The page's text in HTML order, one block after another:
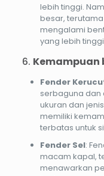
lebih tinggi.
besar,
mengalami
yang lebih
6.
Fender
serbaguna dan
ukuran dan
memiliki
terbatas untuk
Fender Sel:
macam kapal,
menawarkan